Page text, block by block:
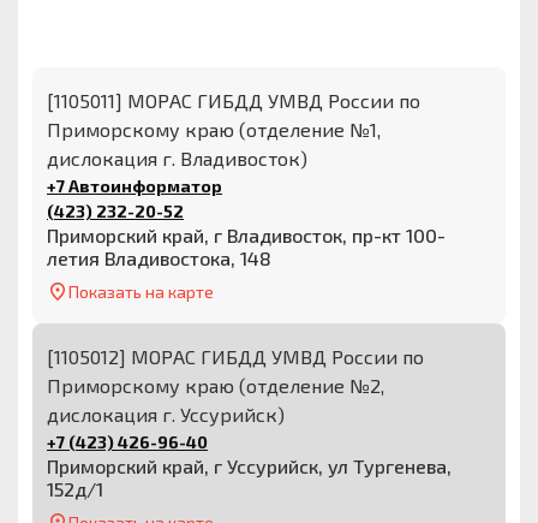
[1105011] МОРАС ГИБДД УМВД России по
Приморскому краю (отделение №1,
дислокация г. Владивосток)
+7 Автоинформатор
(423) 232-20-52
Приморский край, г Владивосток, пр-кт 100-
летия Владивостока, 148
Показать на карте
[1105012] МОРАС ГИБДД УМВД России по
Приморскому краю (отделение №2,
дислокация г. Уссурийск)
+7 (423) 426-96-40
Приморский край, г Уссурийск, ул Тургенева,
152д/1